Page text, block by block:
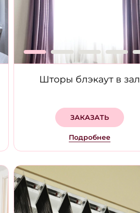
Шторы блэкаут в зал
ЗАКАЗАТЬ
Подробнее